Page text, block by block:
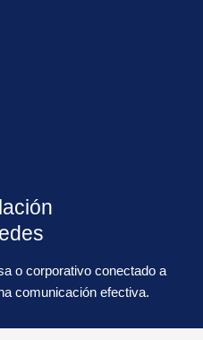
o corporativo conectado a
comunicación efectiva.